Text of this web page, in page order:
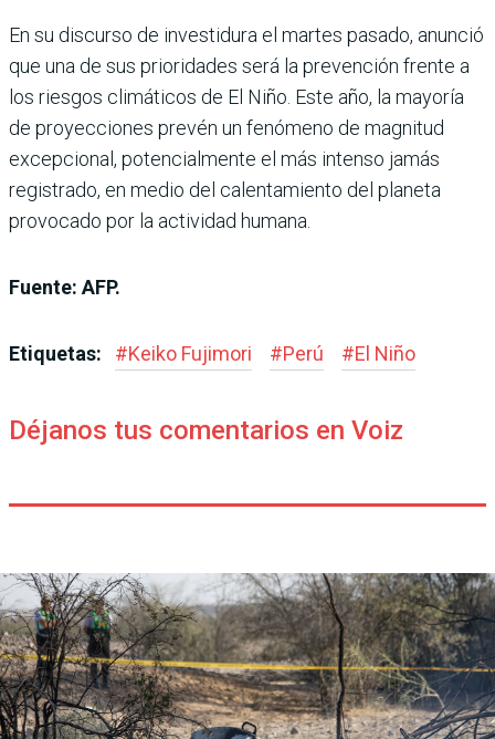
En su discurso de investidura el martes pasado, anunció
que una de sus prioridades será la prevención frente a
los riesgos climáticos de El Niño. Este año, la mayoría
de proyecciones prevén un fenómeno de magnitud
excepcional, potencialmente el más intenso jamás
registrado, en medio del calentamiento del planeta
provocado por la actividad humana.
Fuente: AFP.
Etiquetas: #Keiko Fujimori #Perú #El Niño
Déjanos tus comentarios en Voiz